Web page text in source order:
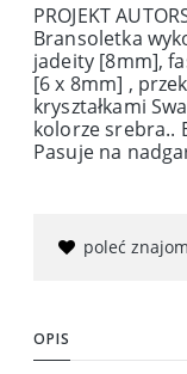
PROJEKT
Bransoletka
jadeity [8mm],
[6 x 8mm] ,
kryształkami
kolorze srebra..
Pasuje na
poleć
OPIS